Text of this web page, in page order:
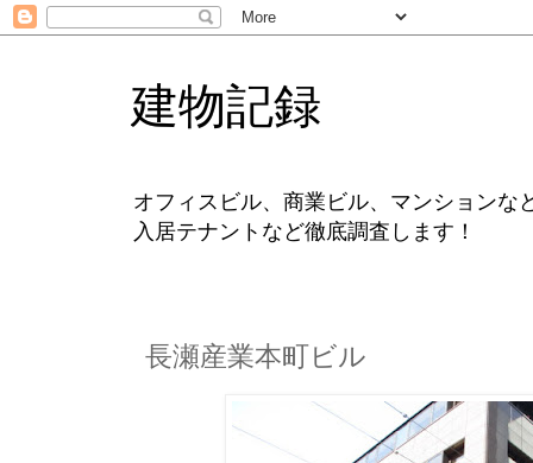
建物記録
オフィスビル、商業ビル、マンションな
入居テナントなど徹底調査します！
長瀬産業本町ビル